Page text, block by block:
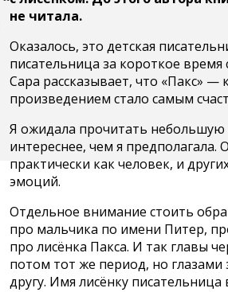
не читала.
Оказалось, это детская
писательница за короткое
Сара рассказывает, что «Пакс»
произведением стало самым
Я ожидала прочитать небольшую
интереснее, чем я предполагала.
практически как человек, и
эмоций.
Отдельное внимание стоить
про мальчика по имени Питер,
про лисёнка Пакса. И так главы
потом тот же период, но глазами
другу. Имя лисёнку